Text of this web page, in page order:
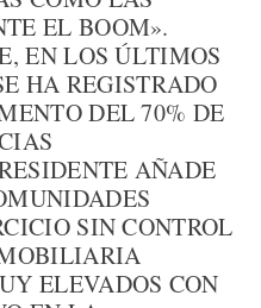
EL BOOM».
EN LOS ÚLTIMOS
HA REGISTRADO
DEL 70% DE
AÑADE
SIN CONTROL
ELEVADOS CON